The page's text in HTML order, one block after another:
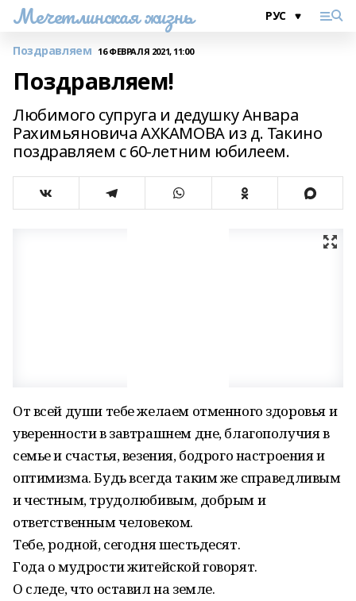
Мечетлинская жизнь
Поздравляем 16 ФЕВРАЛЯ 2021, 11:00
Поздравляем!
Любимого супруга и дедушку Анвара
Рахимьяновича АХКАМОВА из д. Такино
поздравляем с 60-летним юбилеем.
От всей души тебе желаем отменного здоровья и
уверенности в завтрашнем дне, благополучия в
семье и счастья, везения, бодрого настроения и
оптимизма. Будь всегда таким же справедливым
и честным, трудолюбивым, добрым и
ответственным человеком.
Тебе, родной, сегодня шестьдесят.
Года о мудрости житейской говорят.
О следе, что оставил на земле.